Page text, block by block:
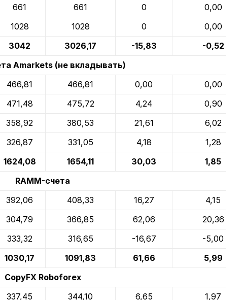
661 661 0
0,00
1028 1028 0
0,00
3042 3026,17 -15,83
-0,52
Amarkets (не вкладывать)
466,81 466,81 0,00
0,00
471,48 475,72 4,24
0,90
358,92 380,53 21,61
6,02
326,87 331,05 4,18
1,28
1624,08 1654,11 30,03
1,85
RAMM-счета
392,06 408,33 16,27
4,15
304,79 366,85 62,06
20,36
333,32 316,65 -16,67
-5,00
1030,17 1091,83 61,66
5,99
CopyFX Roboforex
337,45 344,10 6,65
1,97